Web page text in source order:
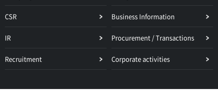
CSR Business Information
IR Procurement / Transactions
Recruitment Corporate activities